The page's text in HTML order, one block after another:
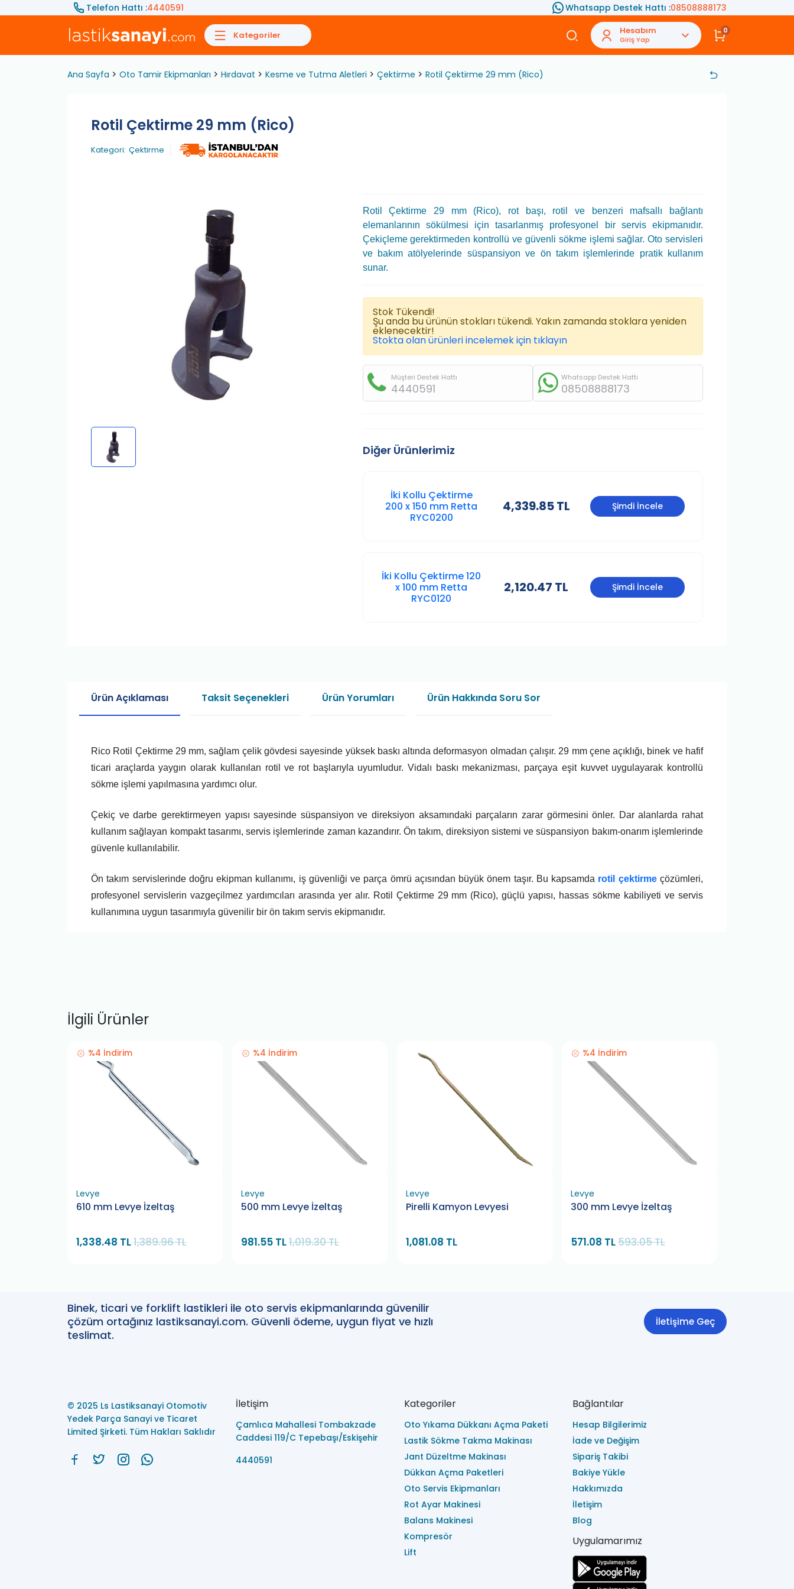
Telefon Hattı :4440591 Whatsapp Destek Hattı :08508888173
Kategoriler Hesabım
Giriş Yap
0
Ana Sayfa Oto Tamir Ekipmanları Hırdavat Kesme ve Tutma Aletleri Çektirme Rotil Çektirme 29 mm (Rico)
Rotil Çektirme 29 mm (Rico)
Kategori: Çektirme
Rotil Çektirme 29 mm (Rico), rot başı, rotil ve benzeri mafsallı bağlantı
elemanlarının sökülmesi için tasarlanmış profesyonel bir servis ekipmanıdır.
Çekiçleme gerektirmeden kontrollü ve güvenli sökme işlemi sağlar. Oto servisleri
ve bakım atölyelerinde süspansiyon ve ön takım işlemlerinde pratik kullanım
sunar.
Stok Tükendi!
Şu anda bu ürünün stokları tükendi. Yakın zamanda stoklara yeniden
eklenecektir!
Stokta olan ürünleri incelemek için tıklayın
Müşteri Destek Hattı
4440591
Whatsapp Destek Hattı
08508888173
Diğer Ürünlerimiz
İki Kollu Çektirme
200 x 150 mm Retta
RYC0200
4,339.85 TL Şimdi İncele
İki Kollu Çektirme 120
x 100 mm Retta
RYC0120
2,120.47 TL Şimdi İncele
Ürün Açıklaması Taksit Seçenekleri Ürün Yorumları Ürün Hakkında Soru Sor
Rico Rotil Çektirme 29 mm, sağlam çelik gövdesi sayesinde yüksek baskı altında deformasyon olmadan çalışır. 29 mm çene açıklığı, binek ve hafif
ticari araçlarda yaygın olarak kullanılan rotil ve rot başlarıyla uyumludur. Vidalı baskı mekanizması, parçaya eşit kuvvet uygulayarak kontrollü
sökme işlemi yapılmasına yardımcı olur.
Çekiç ve darbe gerektirmeyen yapısı sayesinde süspansiyon ve direksiyon aksamındaki parçaların zarar görmesini önler. Dar alanlarda rahat
kullanım sağlayan kompakt tasarımı, servis işlemlerinde zaman kazandırır. Ön takım, direksiyon sistemi ve süspansiyon bakım-onarım işlemlerinde
güvenle kullanılabilir.
Ön takım servislerinde doğru ekipman kullanımı, iş güvenliği ve parça ömrü açısından büyük önem taşır. Bu kapsamda rotil çektirmeçözümleri,
profesyonel servislerin vazgeçilmez yardımcıları arasında yer alır. Rotil Çektirme 29 mm (Rico), güçlü yapısı, hassas sökme kabiliyeti ve servis
kullanımına uygun tasarımıyla güvenilir bir ön takım servis ekipmanıdır.
İlgili Ürünler
%4 İndirim
Levye
610 mm Levye İzeltaş
1,338.48 TL1,389.96 TL
%4 İndirim
Levye
500 mm Levye İzeltaş
981.55 TL1,019.30 TL
Levye
Pirelli Kamyon Levyesi
1,081.08 TL
%4 İndirim
Levye
300 mm Levye İzeltaş
571.08 TL593.05 TL
Binek, ticari ve forklift lastikleri ile oto servis ekipmanlarında güvenilir
çözüm ortağınız lastiksanayi.com. Güvenli ödeme, uygun fiyat ve hızlı
teslimat.
İletişime Geç
© 2025 Ls Lastiksanayi Otomotiv
Yedek Parça Sanayi ve Ticaret
Limited Şirketi. Tüm Hakları Saklıdır
İletişim
Çamlıca Mahallesi Tombakzade
Caddesi 119/C Tepebaşı/Eskişehir
4440591
Kategoriler
Oto Yıkama Dükkanı Açma Paketi
Lastik Sökme Takma Makinası
Jant Düzeltme Makinası
Dükkan Açma Paketleri
Oto Servis Ekipmanları
Rot Ayar Makinesi
Balans Makinesi
Kompresör
Lift
Bağlantılar
Hesap Bilgilerimiz
İade ve Değişim
Sipariş Takibi
Bakiye Yükle
Hakkımızda
İletişim
Blog
Uygulamarımız